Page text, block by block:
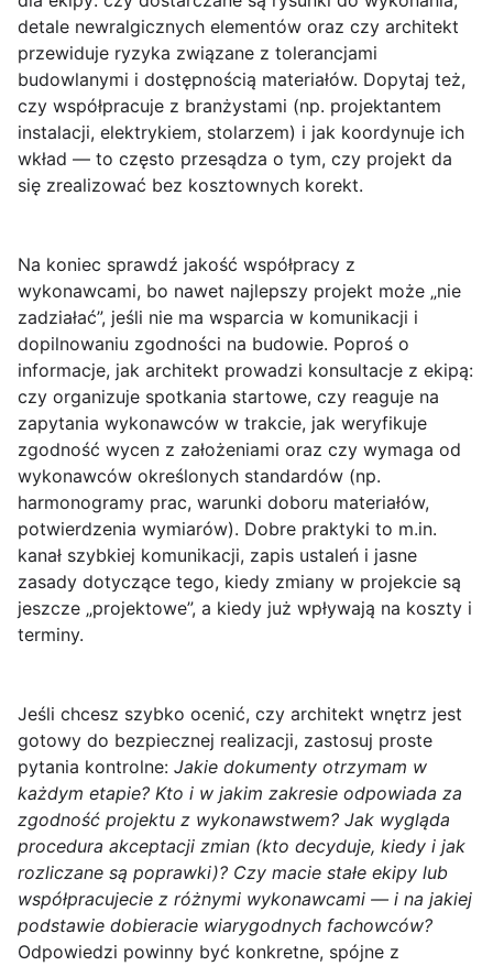
detale newralgicznych elementów oraz czy architekt
przewiduje ryzyka związane z tolerancjami
budowlanymi i dostępnością materiałów. Dopytaj też,
czy współpracuje z branżystami (np. projektantem
instalacji, elektrykiem, stolarzem) i jak koordynuje ich
wkład — to często przesądza o tym, czy projekt da
się zrealizować bez kosztownych korekt.
Na koniec sprawdź jakość współpracy z
wykonawcami, bo nawet najlepszy projekt może „nie
zadziałać”, jeśli nie ma wsparcia w komunikacji i
dopilnowaniu zgodności na budowie. Poproś o
informacje, jak architekt prowadzi konsultacje z ekipą:
czy organizuje spotkania startowe, czy reaguje na
zapytania wykonawców w trakcie, jak weryfikuje
zgodność wycen z założeniami oraz czy wymaga od
wykonawców określonych standardów (np.
harmonogramy prac, warunki doboru materiałów,
potwierdzenia wymiarów). Dobre praktyki to m.in.
kanał szybkiej komunikacji, zapis ustaleń i jasne
zasady dotyczące tego, kiedy zmiany w projekcie są
jeszcze „projektowe”, a kiedy już wpływają na koszty i
terminy.
Jeśli chcesz szybko ocenić, czy architekt wnętrz jest
gotowy do bezpiecznej realizacji, zastosuj proste
pytania kontrolne: Jakie dokumenty otrzymam w
każdym etapie? Kto i w jakim zakresie odpowiada za
zgodność projektu z wykonawstwem? Jak wygląda
procedura akceptacji zmian (kto decyduje, kiedy i jak
rozliczane są poprawki)? Czy macie stałe ekipy lub
współpracujecie z różnymi wykonawcami — i na jakiej
podstawie dobieracie wiarygodnych fachowców?
Odpowiedzi powinny być konkretne, spójne z